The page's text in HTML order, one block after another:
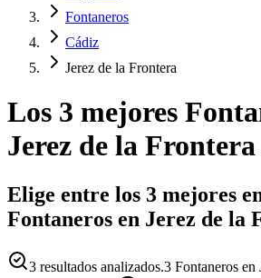
Fontaneros
Cádiz
Jerez de la Frontera
Los 3 mejores
Jerez de la Frontera
Elige entre los 3 mejores
Fontaneros en Jerez de la
3 resultados analizados.3 Fontaneros en